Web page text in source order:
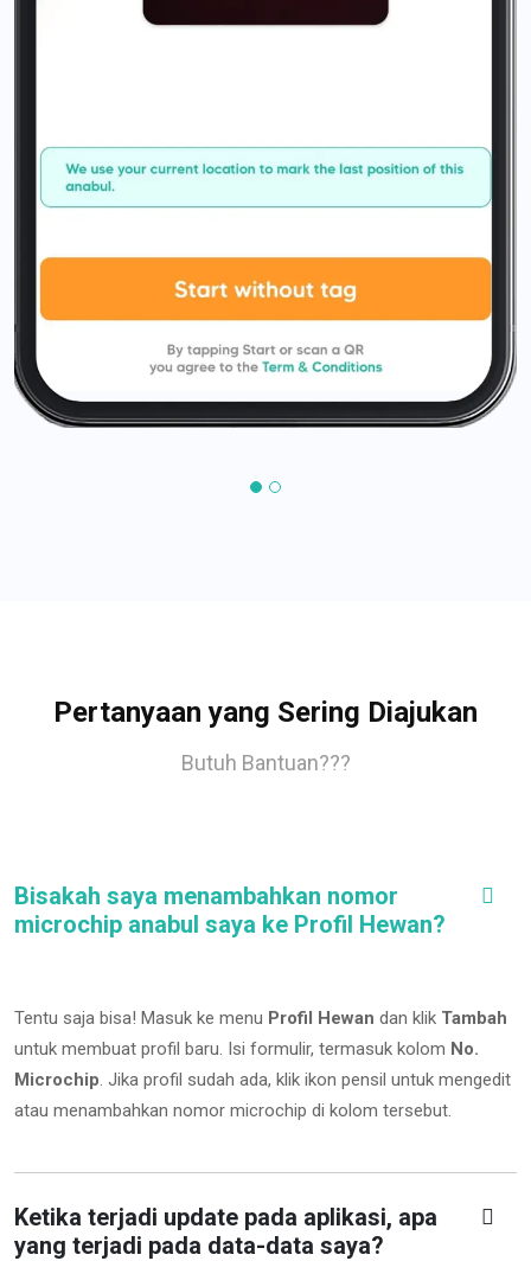
Pertanyaan yang Sering Diajukan
Butuh Bantuan???
Bisakah saya menambahkan nomor
microchip anabul saya ke Profil Hewan?
Tentu saja bisa! Masuk ke menu Profil Hewan dan klik Tambah
untuk membuat profil baru. Isi formulir, termasuk kolom No.
Microchip. Jika profil sudah ada, klik ikon pensil untuk mengedit
atau menambahkan nomor microchip di kolom tersebut.
Ketika terjadi update pada aplikasi, apa
yang terjadi pada data-data saya?